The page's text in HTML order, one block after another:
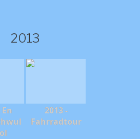
2013
2013 -
Fahrradtour